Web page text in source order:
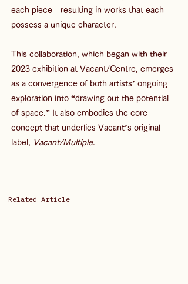
each piece—resulting in works that each
possess a unique character.
This collaboration, which began with their
2023 exhibition at Vacant/Centre, emerges
as a convergence of both artists’ ongoing
exploration into “drawing out the potential
of space.” It also embodies the core
concept that underlies Vacant’s original
label,
Vacant/Multiple.
Related Article